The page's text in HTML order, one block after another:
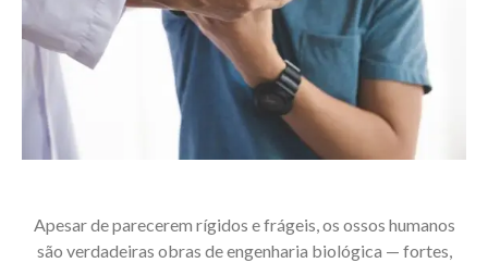
Apesar de parecerem rígidos e frágeis, os ossos humanos
são verdadeiras obras de engenharia biológica — fortes,